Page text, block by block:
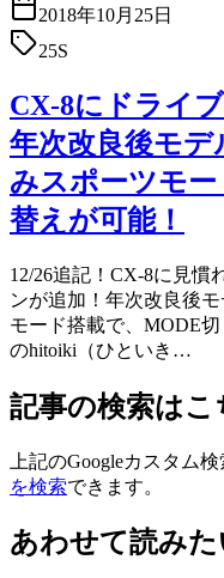
2018年10月25日
25S
CX-8にドライ
年次改良後モ
みスポーツモ
替えが可能！
12/26追記！CX-8に見慣
ンが追加！年次改良後
モード搭載で、MODE
のhitoiki（ひといき…
記事の検索はこ
上記のGoogleカスタム
を検索できます。
あわせて読みた